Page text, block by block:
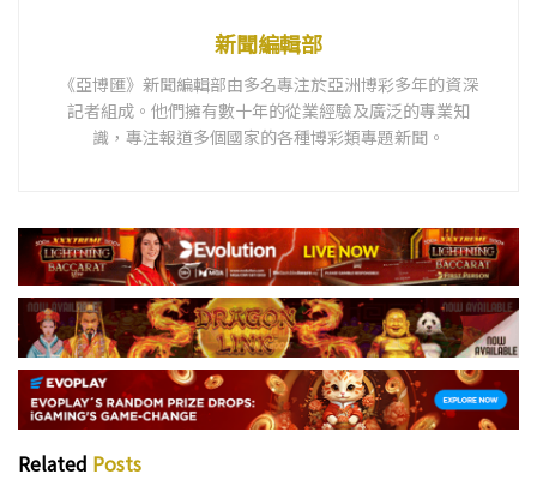
新聞編輯部
《亞博匯》新聞編輯部由多名專注於亞洲博彩多年的資深
記者組成。他們擁有數十年的從業經驗及廣泛的專業知
識，專注報道多個國家的各種博彩類專題新聞。
Related Posts